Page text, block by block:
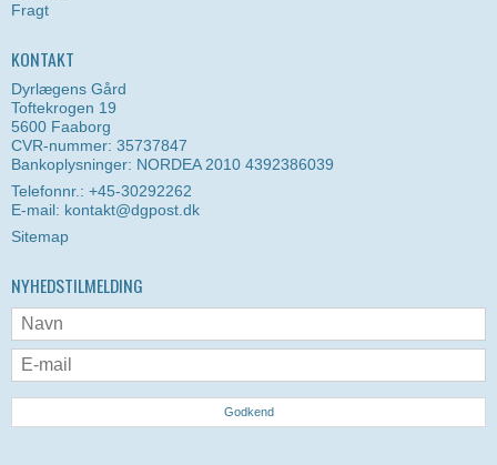
Fragt
KONTAKT
Dyrlægens Gård
Toftekrogen 19
5600 Faaborg
CVR-nummer: 35737847
Bankoplysninger: NORDEA 2010 4392386039
Telefonnr.: +45-30292262
E-mail: kontakt@dgpost.dk
Sitemap
NYHEDSTILMELDING
Godkend